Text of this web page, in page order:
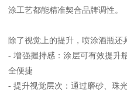
涂工艺都能精准契合品牌调性。
除了视觉上的提升，喷涂酒瓶还
- 增强握持感：涂层可有效提升
全便捷
- 提升视觉层次：通过磨砂、珠